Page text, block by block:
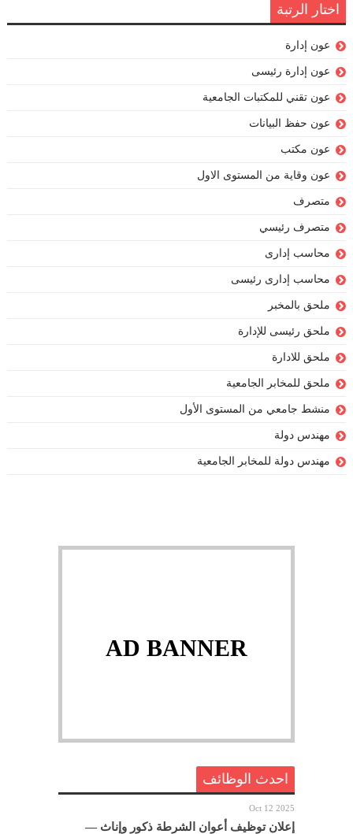
اختار الرتبة
عون إدارة
عون إدارة رئيسى
عون تقني للمكتبات الجامعية
عون حفظ البيانات
عون مكتب
عون وقاية من المستوى الاول
متصرف
متصرف رئيسي
محاسب إدارى
محاسب إدارى رئيسى
ملحق بالمخبر
ملحق رئيسى للإدارة
ملحق للادارة
ملحق للمخابر الجامعية
منشط جامعي من المستوى الأول
مهندس دولة
مهندس دولة للمخابر الجامعية
AD BANNER
احدث الوظائف
Oct 12 2025
إعلان توظيف أعوان الشرطة ذكور وإناث —